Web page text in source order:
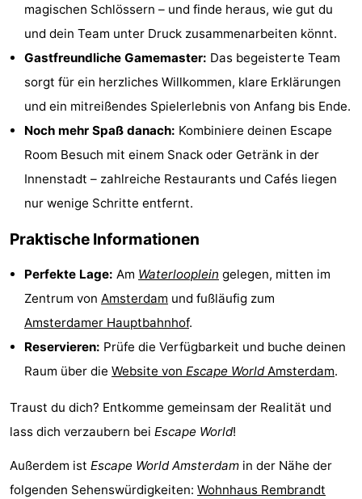
Kirchen
Experiences
Dörfer
Radfahren
Nachtleben
Essen
trinken
-
magischen Schlössern – und finde heraus, wie gut du
und dein Team unter Druck zusammenarbeiten könnt.
Gastfreundliche Gamemaster: Das begeisterte Team
sorgt für ein herzliches Willkommen, klare Erklärungen
und ein mitreißendes Spielerlebnis von Anfang bis Ende.
Noch mehr Spaß danach: Kombiniere deinen Escape
Room Besuch mit einem Snack oder Getränk in der
Innenstadt – zahlreiche Restaurants und Cafés liegen
nur wenige Schritte entfernt.
Praktische Informationen
Perfekte Lage: Am Waterlooplein gelegen, mitten im
Zentrum von Amsterdam und fußläufig zum
Amsterdamer Hauptbahnhof.
Reservieren: Prüfe die Verfügbarkeit und buche deinen
Raum über die Website von Escape WorldAmsterdam.
Traust du dich? Entkomme gemeinsam der Realität und
lass dich verzaubern bei Escape World!
Außerdem ist Escape World Amsterdam in der Nähe der
folgenden Sehenswürdigkeiten: Wohnhaus Rembrandt